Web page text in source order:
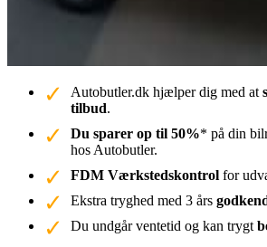
Autobutler.dk hjælper dig med at
tilbud.
Du sparer op til 50%* på din
hos Autobutler.
FDM Værkstedskontrol for
Ekstra tryghed med 3 års
Du undgår ventetid og kan trygt